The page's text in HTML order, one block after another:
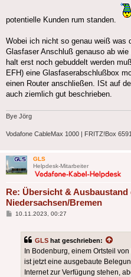
potentielle Kunden rum standen.
Wobei ich nicht so genau weiß was
Glasfaser Anschluß genauso ab
halt erst noch gebuddelt werden
EFH) eine Glasfaserabschlußbox
einen Router anschließen. ISt auf
auch ziemlich gut beschrieben.
Bye Jörg
Vodafone CableMax 1000 | FRITZ!Box
GLS
Helpdesk-Mitarbeiter
Re: Übersicht &
Niedersachsen/Bremen
Beitrag
10.11.2023, 00:27
GLS hat geschrieben:
In Bodenburg, einem Ortsteil
ist jetzt eine ausgebaute
Internet zur Verfügung stehen,